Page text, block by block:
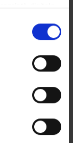
digitale
in qualsiasi
facendo clic
di qualche